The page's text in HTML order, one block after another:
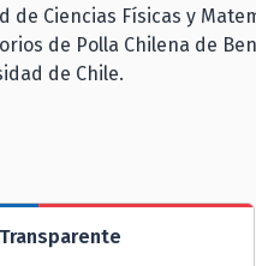
de Ciencias Físicas y
de Polla Chilena de
de Chile.